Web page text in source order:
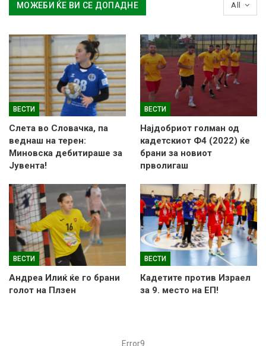
All
МОЖЕБИ ЌЕ ВИ СЕ ДОПАДНЕ
ВЕСТИ
Слетa во Словачка, па
веднаш на терен:
Миновска дебитираше за
Јувента!
ВЕСТИ
Најдобриот голман од
кадетскиот Ф4 (2022) ќе
брани за новиот
прволигаш
ВЕСТИ
Андреа Илиќ ќе го брани
голот на Плзен
ВЕСТИ
Кадетите против Израел
за 9. место на ЕП!
Error9